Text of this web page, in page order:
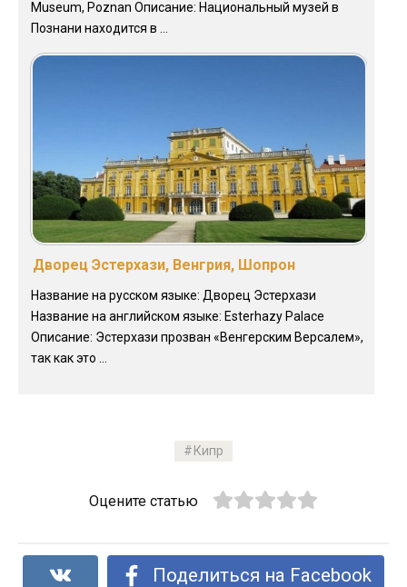
Museum, Poznan Описание: Национальный музей в
Познани находится в ...
Дворец Эстерхази, Венгрия, Шопрон
Название на русском языке: Дворец Эстерхази
Название на английском языке: Esterhazy Palace
Описание: Эстерхази прозван «Венгерским Версалем»,
так как это ...
Кипр
Оцените статью
Поделиться на Facebook